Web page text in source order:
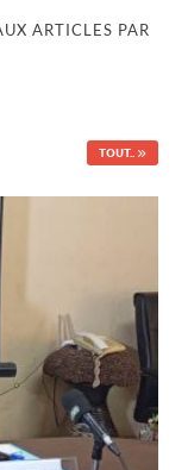
ARTICLES PAR
TOUT..